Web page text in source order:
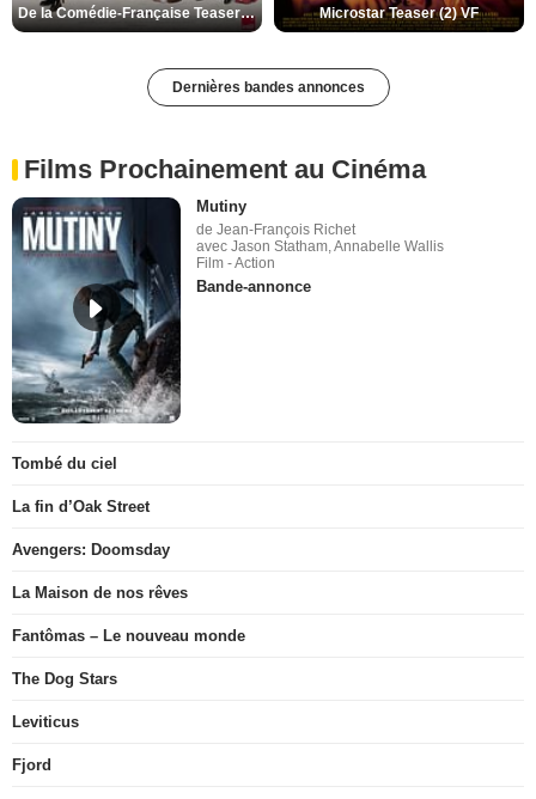
De la Comédie-Française Teaser (3) VF Microstar Teaser (2) VF
Dernières bandes annonces
Films Prochainement au Cinéma
Mutiny
de Jean-François Richet
avec Jason Statham, Annabelle Wallis
Film - Action
Bande-annonce
Tombé du ciel
La fin d’Oak Street
Avengers: Doomsday
La Maison de nos rêves
Fantômas – Le nouveau monde
The Dog Stars
Leviticus
Fjord